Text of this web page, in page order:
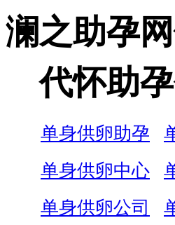
澜之助孕
代怀助
单身供卵助孕
单身供卵中心
单身供卵公司